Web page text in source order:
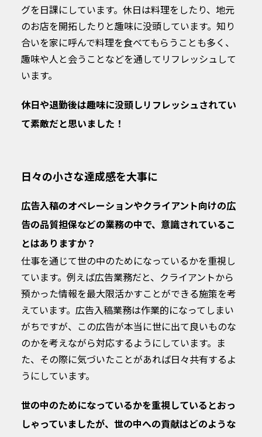
グを日課にしています。休日は料理をしたり、地元
のお店を開拓したりと趣味に没頭しています。知り
合いを家に呼んで料理を食べてもらうことも多く、
趣味や人と会うことなどを通してリフレッシュして
います。
休日や退勤後は趣味に没頭しリフレッシュされてい
て素敵だと思いました！
日々の小さな達成感を大事に
広告入稿のオペレーションやクライアント向けの広
告の品質担保などの業務の中で、意識されているこ
とはありますか？
仕事を通じて世の中のためになっているかを重視し
ています。例えば広告業務だと、クライアントから
預かった情報を最大限活かすことができる施策を考
えています。広告入稿業務は作業的になってしまい
がちですが、この広告が本当に世に出て良いものな
のかを考えながら対応するようにしています。ま
た、その際に気づいたことがあれば日々共有するよ
うにしています。
世の中のためになっているかを重視しているとおっ
しゃっていましたが、世の中への貢献はどのような